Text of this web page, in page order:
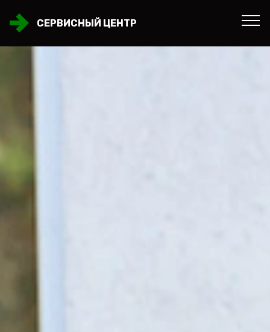
СЕРВИСНЫЙ ЦЕНТР